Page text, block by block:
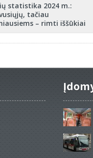
statistika 2024 m.:
tačiau
– rimti iššūkiai